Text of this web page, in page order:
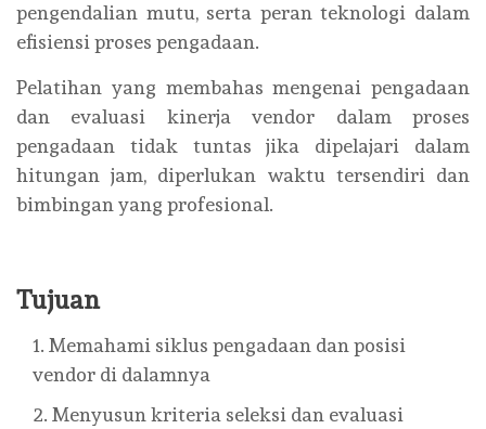
pengendalian mutu, serta peran teknologi dalam
efisiensi proses pengadaan.
Pelatihan yang membahas mengenai pengadaan
dan evaluasi kinerja vendor dalam proses
pengadaan tidak tuntas jika dipelajari dalam
hitungan jam, diperlukan waktu tersendiri dan
bimbingan yang profesional.
Tujuan
Memahami siklus pengadaan dan posisi
vendor di dalamnya
Menyusun kriteria seleksi dan evaluasi